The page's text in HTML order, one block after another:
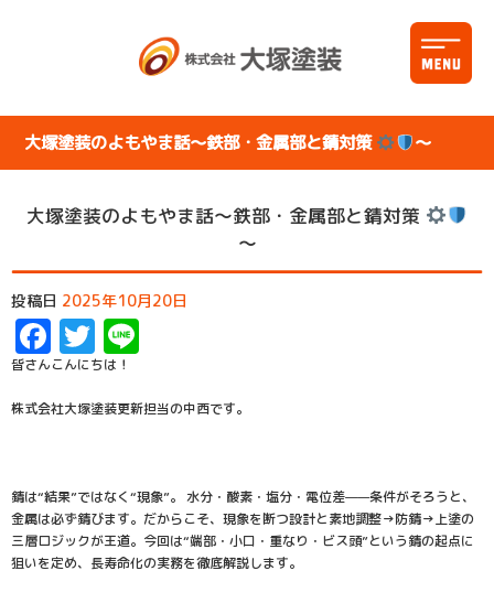
大塚塗装のよもやま話～鉄部・金属部と錆対策 ～
大塚塗装のよもやま話～鉄部・金属部と錆対策
～
投稿日 2025年10月20日
Facebook
Twitter
皆さんこんにちは！
株式会社大塚塗装更新担当の中西です。
錆は“結果”ではなく“現象”。 水分・酸素・塩分・電位差——条件がそろうと、
金属は必ず錆びます。だからこそ、現象を断つ設計と素地調整→防錆→上塗の
三層ロジックが王道。今回は“端部・小口・重なり・ビス頭”という錆の起点に
狙いを定め、長寿命化の実務を徹底解説します。